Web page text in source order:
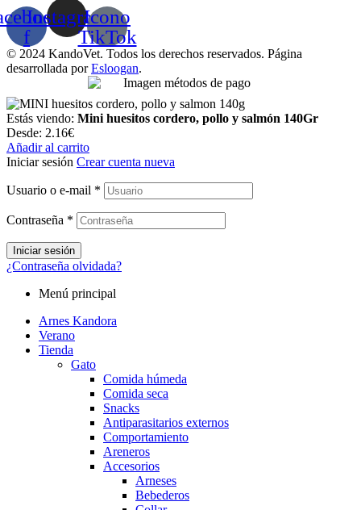
f
InstagramIcono
TikTok
© 2024 KandoVet. Todos los derechos reservados. Página
desarrollada porEsloogan.
Estás viendo: Mini huesitos cordero, pollo y salmón 140Gr
Desde: 2.16€
Añadir al carrito
Iniciar sesión Crear cuenta nueva
Usuario o e-mail *
Contraseña *
Iniciar sesión
¿Contraseña olvidada?
Menú principal
Arnes Kandora
Verano
Tienda
Gato
Comida húmeda
Comida seca
Snacks
Antiparasitarios externos
Comportamiento
Areneros
Accesorios
Arneses
Bebederos